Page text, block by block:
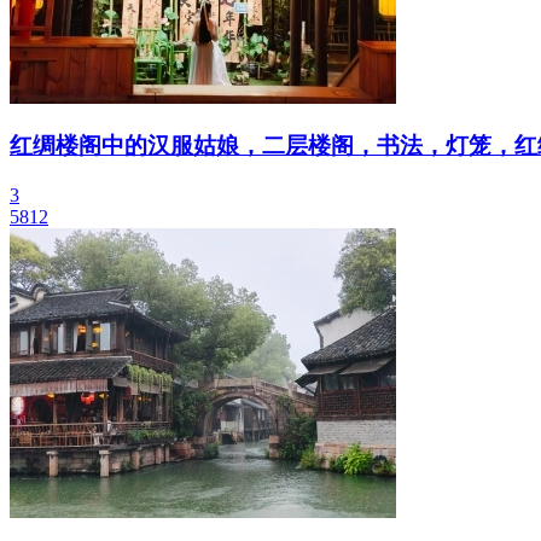
红绸楼阁中的汉服姑娘，二层楼阁，书法，灯笼，
3
5812